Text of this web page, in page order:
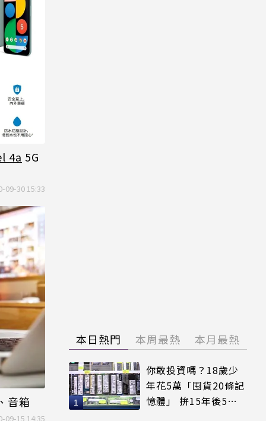
4a 5G
09-30 15:33
音箱
09-15 14:35
本日熱門 本周最熱 本月最熱
你敢投資嗎？18歲少
年花5萬「囤貨20條記
憶體」 拚15年後5倍